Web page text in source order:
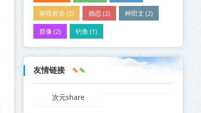
俯视射击 (2) 婚恋 (2) 种田文 (2)
群像 (2) 钓鱼 (1)
友情链接
次元share